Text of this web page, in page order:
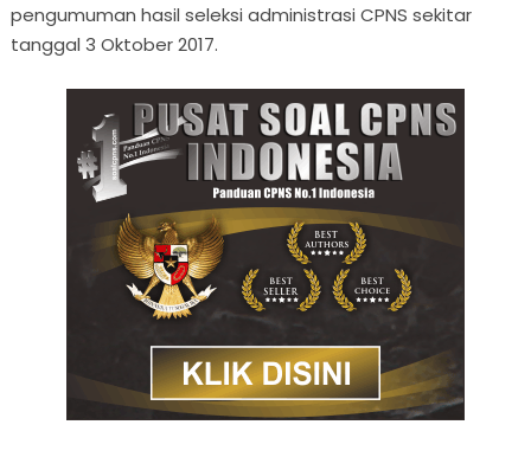
pengumuman hasil seleksi administrasi CPNS sekitar
tanggal 3 Oktober 2017.